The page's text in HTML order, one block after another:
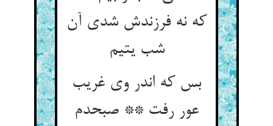
که نه فرزندش شدی آن
شب یتیم
بس که اندر وی غریب
عور رفت ** صبحدم